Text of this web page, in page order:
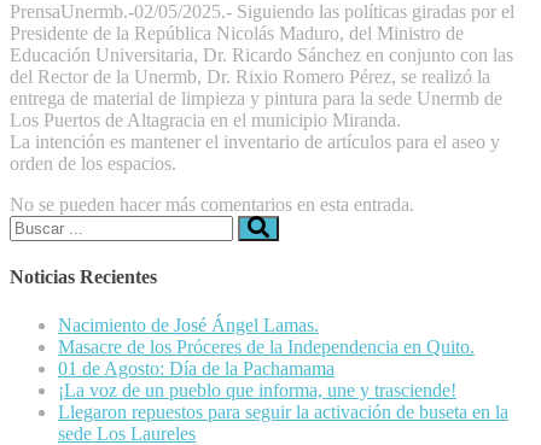
PrensaUnermb.-02/05/2025.- Siguiendo las políticas giradas por el
Presidente de la República Nicolás Maduro, del Ministro de
Educación Universitaria, Dr. Ricardo Sánchez en conjunto con las
del Rector de la Unermb, Dr. Rixio Romero Pérez, se realizó la
entrega de material de limpieza y pintura para la sede Unermb de
Los Puertos de Altagracia en el municipio Miranda.
La intención es mantener el inventario de artículos para el aseo y
orden de los espacios.
No se pueden hacer más comentarios en esta entrada.
Buscar:
Noticias Recientes
Nacimiento de José Ángel Lamas.
Masacre de los Próceres de la Independencia en Quito.
01 de Agosto: Día de la Pachamama
¡La voz de un pueblo que informa, une y trasciende!
Llegaron repuestos para seguir la activación de buseta en la
sede Los Laureles